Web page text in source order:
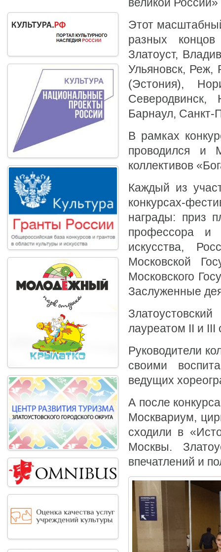
Этот
разных
Златоуст,
Ульяновск, Реж,
(Эстония),
Барнаул, Санкт-
В рамках
проводился и
коллективов
Каждый из
конкурсах-
награды: приз
профессора и
искусства,
Московской
Московского
Заслуженные
лауреатом II и III
Руководители
своими
ведущих
А после
Москвариум,
сходили в
Москвы.
впечатлений и